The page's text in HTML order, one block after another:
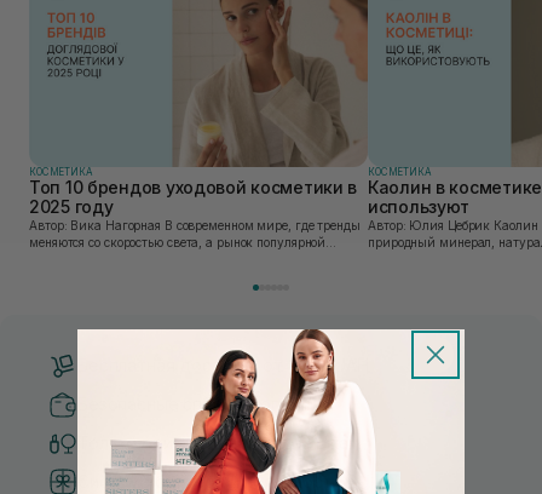
КОСМЕТИКА
Топ 10 брендов уходовой косметики в
2025 году
Автор: Вика Нагорная В современном мире, где тренды
меняются со скоростью света, а рынок популярной
КОСМЕТИКА
Каолин в
используют
Автор: Юлия Цебрик Каолин в косметологии – это
природный минерал,
Бесплатная доставка от 3000 UAH
Безопасные способы оплаты
Только оригинальная косметика
Система бонусов и лояльности